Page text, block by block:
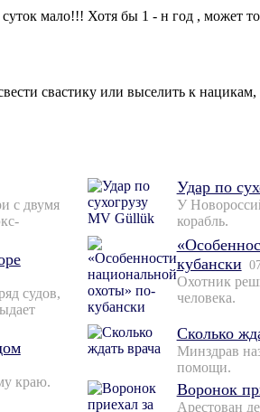
мало!!! Хотя бы 1 - н год , может
свастику или выселить к нацикам,
с двумя
судов,
краю.
Удар по
У
корабль.
кубански
Охотник
человека.
Сколько
Минздрав
помощи.
Воронок
Арестован